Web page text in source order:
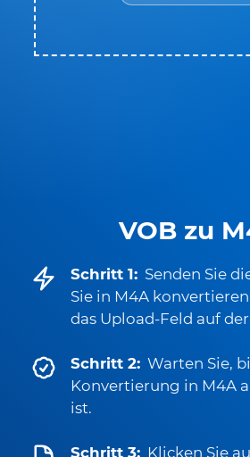
VOB zu
Schritt 1: Senden Sie
Sie in M4A
das Upload-Feld auf
Schritt 2: Warten Sie,
Konvertierung in M4A
ist.
Schritt 3: Klicken Sie